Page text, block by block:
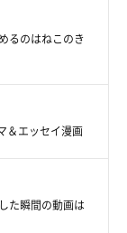
るのはねこのき
＆エッセイ漫画
た瞬間の動画は